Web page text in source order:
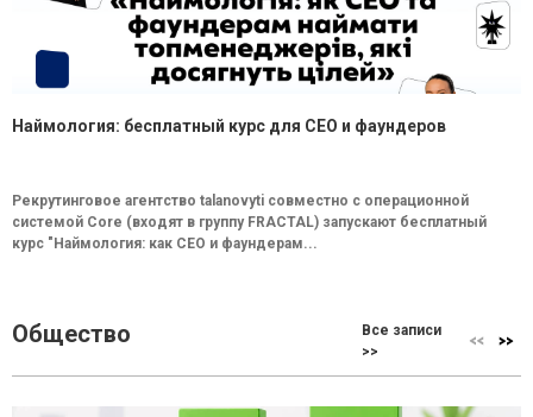
Наймология: бесплатный курс для CEO и фаундеров
Рекрутинговое агентство talanovyti совместно с операционной
системой Core (входят в группу FRACTAL) запускают бесплатный
курс "Наймология: как СEO и фаундерам...
Общество
Все записи
>>